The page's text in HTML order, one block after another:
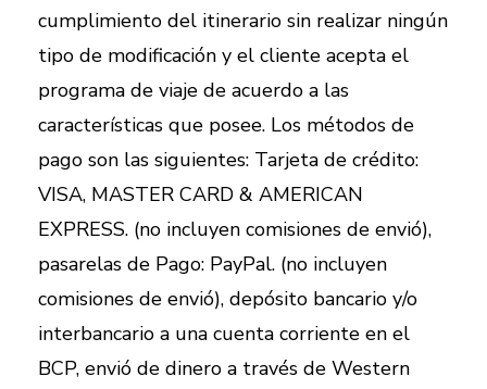
cumplimiento del itinerario sin realizar ningún
tipo de modificación y el cliente acepta el
programa de viaje de acuerdo a las
características que posee. Los métodos de
pago son las siguientes: Tarjeta de crédito:
VISA, MASTER CARD & AMERICAN
EXPRESS. (no incluyen comisiones de envió),
pasarelas de Pago: PayPal. (no incluyen
comisiones de envió), depósito bancario y/o
interbancario a una cuenta corriente en el
BCP, envió de dinero a través de Western